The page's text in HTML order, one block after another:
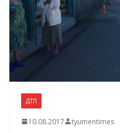
ДТП
10.08.2017 tyumentimes